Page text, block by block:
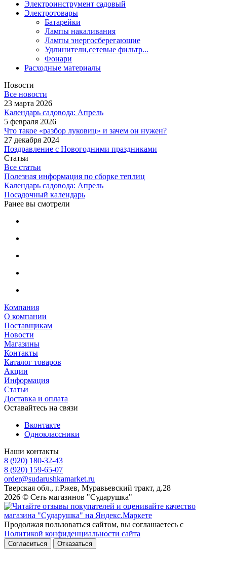
Электроинструмент садовый
Электротовары
Батарейки
Лампы накаливания
Лампы энергосберегающие
Удлинители,сетевые фильтр...
Фонари
Расходные материалы
Новости
Все новости
23 марта 2026
Календарь садовода: Апрель
5 февраля 2026
Что такое «разбор луковиц» и зачем он нужен?
27 декабря 2024
Поздравление с Новогодними праздниками
Статьи
Все статьи
Полезная информация по сборке теплиц
Календарь садовода: Апрель
Посадочный календарь
Ранее вы смотрели
Компания
О компании
Поставщикам
Новости
Магазины
Контакты
Каталог товаров
Акции
Информация
Статьи
Доставка и оплата
Оставайтесь на связи
Вконтакте
Одноклассники
Наши контакты
8 (920) 180-32-43
8 (920) 159-65-07
order@sudarushkamarket.ru
Тверская обл., г.Ржев, Муравьевский тракт, д.28
2026 © Сеть магазинов "Сударушка"
Продолжая пользоваться сайтом, вы соглашаетесь с
Политикой конфиденциальности сайта
Согласиться Отказаться